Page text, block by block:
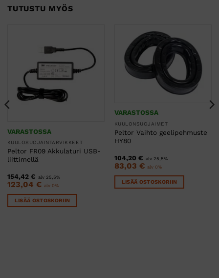
TUTUSTU MYÖS
VARASTOSSA
KUULOSUOJAINTARVIKKEET
Peltor FR09 Akkulaturi USB-
liittimellä
154,42 € alv 25,5%
123,04 € alv 0%
LISÄÄ OSTOSKORIIN
VARASTOSSA
KUULONSUOJAIMET
Peltor Vaihto geelipehmuste
HY80
104,20 € alv 25,5%
83,03 € alv 0%
LISÄÄ OSTOSKORIIN